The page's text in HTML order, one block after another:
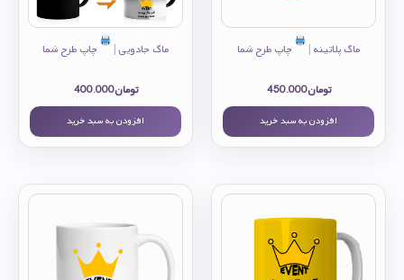
ماگ پلاتینه | چاپ طرح شما
تومان450.000
افزودن به سبد خرید
ماگ جادویی | چاپ طرح شما
تومان400.000
افزودن به سبد خرید